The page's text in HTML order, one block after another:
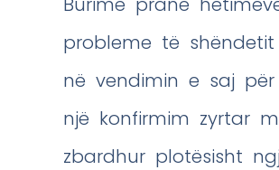
probleme të
në vendimin e saj
një konfirmim zyrtar
zbardhur plotësisht